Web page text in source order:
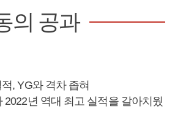
의 공과
, YG와 격차 좁혀
2022년 역대 최고 실적을 갈아치웠